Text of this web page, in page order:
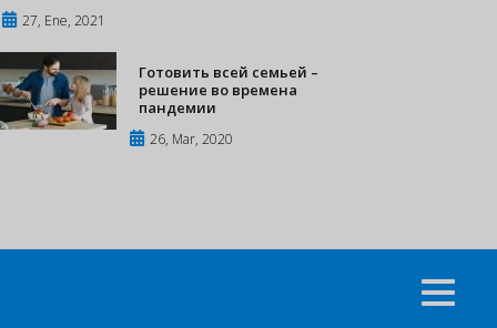
27, Ene, 2021
Готовить всей семьей –
решение во времена
пандемии
26, Mar, 2020